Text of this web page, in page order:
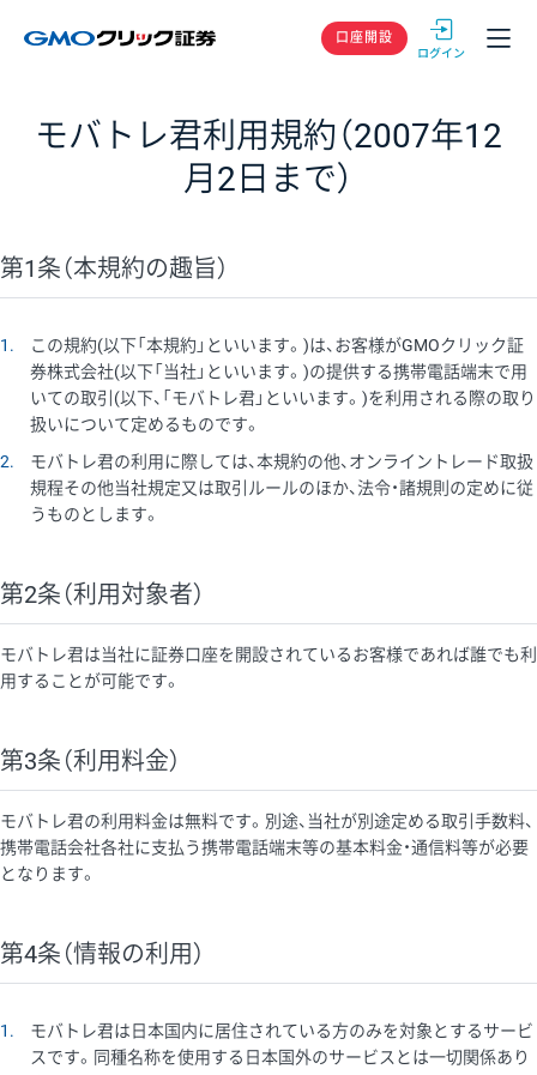
GMOクリック
口座開設
モバトレ君利用規約（2007年12
月2日まで）
第1条（本規約の趣旨）
1
この規約(以下「本規約」といいます。)は、お客様がGMOクリック証
券株式会社(以下「当社」といいます。)の提供する携帯電話端末で用
いての取引(以下、「モバトレ君」といいます。)を利用される際の取り
扱いについて定めるものです。
2
モバトレ君の利用に際しては、本規約の他、オンライントレード取扱
規程その他当社規定又は取引ルールのほか、法令・諸規則の定めに従
うものとします。
第2条（利用対象者）
モバトレ君は当社に証券口座を開設されているお客様であれば誰でも利
用することが可能です。
第3条（利用料金）
モバトレ君の利用料金は無料です。別途、当社が別途定める取引手数料、
携帯電話会社各社に支払う携帯電話端末等の基本料金・通信料等が必要
となります。
第4条（情報の利用）
1
モバトレ君は日本国内に居住されている方のみを対象とするサービ
スです。同種名称を使用する日本国外のサービスとは一切関係あり